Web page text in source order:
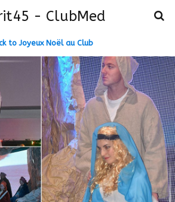
- ClubMed
to Joyeux Noël au Club